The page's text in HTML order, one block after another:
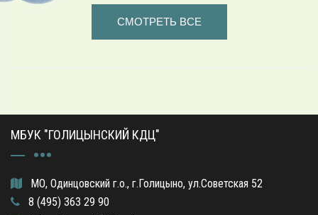
СМОТРЕТЬ ВСЕ
МБУК "ГОЛИЦЫНСКИЙ КДЦ"
МО, Одинцовский г.о., г.Голицыно, ул.Советская 52
8 (495) 363 29 90